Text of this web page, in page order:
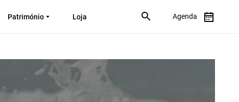
Património Loja Agenda